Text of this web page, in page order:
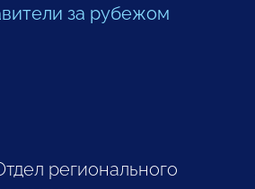
за рубежом
регионального